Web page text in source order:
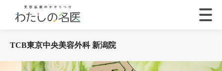
TCB東京中央美容外科 新潟院